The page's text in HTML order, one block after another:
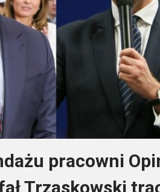
pracowni
Trzaskowski